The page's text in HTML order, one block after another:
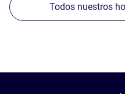
Todos nuestros